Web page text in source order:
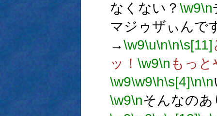
なくない？ \w9\n
マジゥザぃんで
→\w9\u\n\n\s[11]
ッ！ \w9\n もっ
\w9\w9\h\s[4]\n\n
\w9\nそんなの